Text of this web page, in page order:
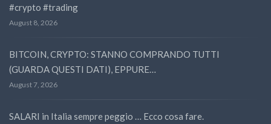
#crypto #trading
August 8, 2026
BITCOIN, CRYPTO: STANNO COMPRANDO TUTTI
(GUARDA QUESTI DATI), EPPURE…
August 7, 2026
SALARI in Italia sempre peggio … Ecco cosa fare.